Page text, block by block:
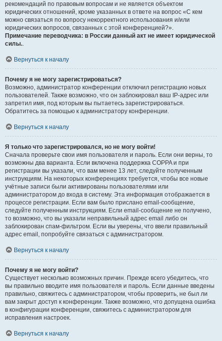
рекомендаций по правовым вопросам и не является объектом
юридических отношений, кроме указанных в ответе на вопрос «С кем
можно связаться по вопросу некорректного использования и/или
юридических вопросов, связанных с этой конференцией?».
Примечание переводчика: в России данный акт не имеет юридической
силы..
Вернуться к началу
Почему я не могу зарегистрироваться?
Возможно, администратор конференции отключил регистрацию новых
пользователей. Также возможно, что он заблокировал ваш IP-адрес или
запретил имя, под которым вы пытаетесь зарегистрироваться.
Обратитесь за помощью к администратору конференции.
Вернуться к началу
Я только что зарегистрировался, но не могу войти!
Сначала проверьте свои имя пользователя и пароль. Если они верны, то
возможны два варианта. Если включена поддержка COPPA и при
регистрации вы указали, что вам менее 13 лет, следуйте полученным
инструкциям. На некоторых конференциях требуется, чтобы все новые
учётные записи были активированы пользователями или
администратором до входа в систему. Эта информация отображается в
процессе регистрации. Если вам было прислано email-сообщение,
следуйте полученным инструкциям. Если email-сообщение не получено,
то возможно, что вы указали неправильный адрес email либо он
заблокирован спам-фильтром. Если вы уверены, что ввели правильный
адрес email, попробуйте связаться с администратором.
Вернуться к началу
Почему я не могу войти?
Существует несколько возможных причин. Прежде всего убедитесь, что
вы правильно вводите имя пользователя и пароль. Если данные введены
правильно, свяжитесь с администратором, чтобы проверить, не был ли
вам закрыт доступ к конференции. Также возможно, что допущена ошибка
в конфигурации конференции, свяжитесь с администратором для
исправления настроек.
Вернуться к началу